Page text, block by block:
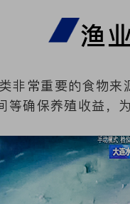
渔
常重要的食物来
确保养殖收益，